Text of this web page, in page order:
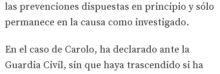
las prevenciones dispuestas en principio y sólo
permanece en la causa como investigado.
En el caso de Carolo, ha declarado ante la
Guardia Civil, sin que haya trascendido si ha